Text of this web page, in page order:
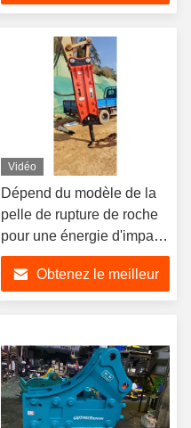
Vidéo
Dépend du modèle de la
pelle de rupture de roche
pour une énergie d'impact
élevée 160-185 Bar
Obtenez le meilleur